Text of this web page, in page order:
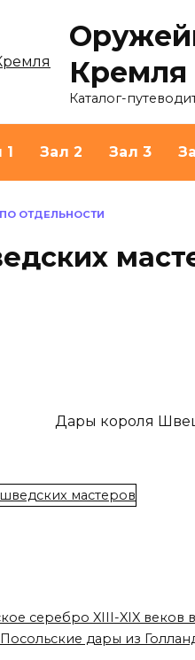
Кремля
Каталог-
1 Зал 2 Зал 3
ОТДЕЛЬНОСТИ
Дары короля
серебро XIII-XIX
дары из